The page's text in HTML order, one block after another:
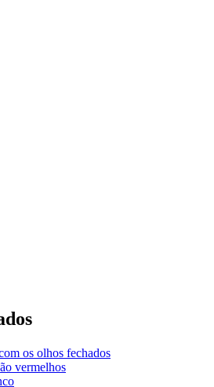
os olhos fechados
vermelhos